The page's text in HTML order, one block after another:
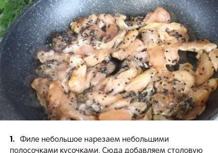
1.
Филе небольшое нарезаем небольшими
полосочками кусочками. Сюда добавляем столовую